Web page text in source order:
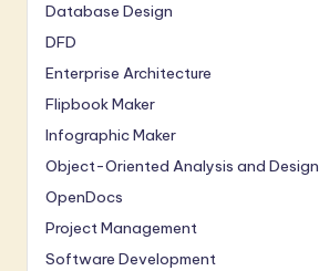
Database Design
DFD
Enterprise Architecture
Flipbook Maker
Infographic Maker
Object-Oriented Analysis and Design
OpenDocs
Project Management
Software Development